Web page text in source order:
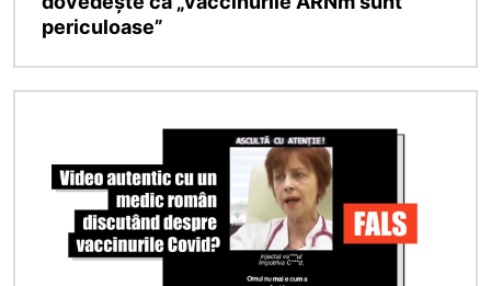
periculoase”